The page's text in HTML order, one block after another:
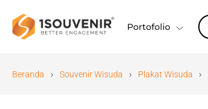
Portofolio
Beranda › Souvenir Wisuda › Plakat Wisuda ›